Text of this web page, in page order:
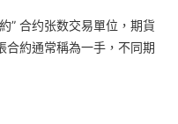
務
” 合约张数交易單位，期貨
合約通常稱為一手，不同期